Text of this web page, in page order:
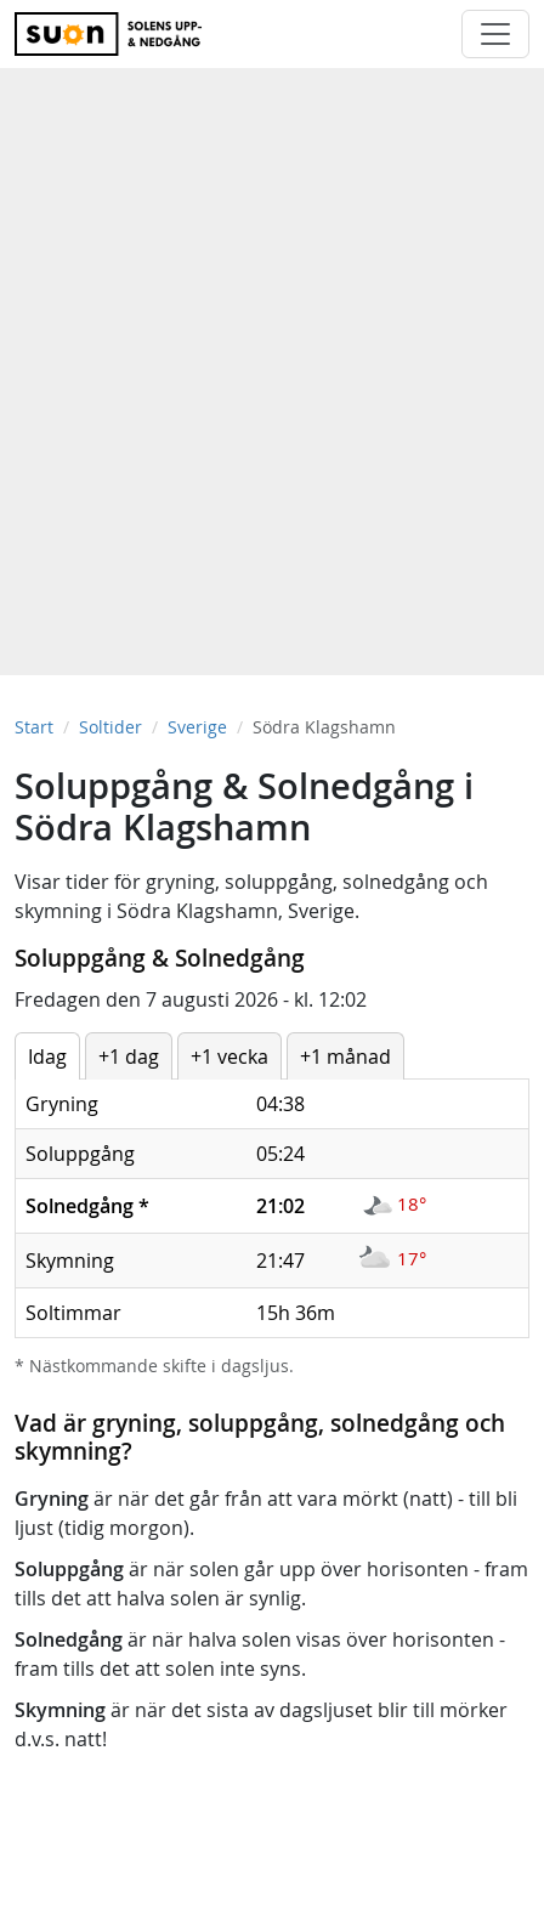
Start Soltider Sverige Södra Klagshamn
Soluppgång & Solnedgång i
Södra Klagshamn
Visar tider för gryning, soluppgång, solnedgång och
skymning i Södra Klagshamn, Sverige.
Soluppgång & Solnedgång
Fredagen den 7 augusti 2026 - kl. 12:02
Idag +1 dag +1 vecka
+1 månad
Gryning
04:38
Soluppgång
05:24
Solnedgång* 21:02 18°
Skymning 21:47 17°
Soltimmar 15h 36m
* Nästkommande skifte i dagsljus.
Vad är gryning, soluppgång, solnedgång och
skymning?
Gryningär när det går från att vara mörkt (natt) - till bli
ljust (tidig morgon).
Soluppgångär när solen går upp över horisonten - fram
tills det att halva solen är synlig.
Solnedgångär när halva solen visas över horisonten -
fram tills det att solen inte syns.
Skymningär när det sista av dagsljuset blir till mörker
d.v.s. natt!